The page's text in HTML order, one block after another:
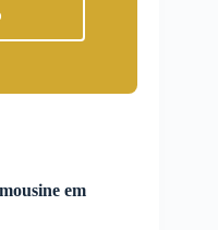
em